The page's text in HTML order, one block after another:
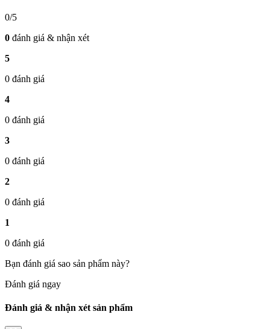
0/5
0 đánh giá & nhận xét
5
0 đánh giá
4
0 đánh giá
3
0 đánh giá
2
0 đánh giá
1
0 đánh giá
Bạn đánh giá sao sản phẩm này?
Đánh giá ngay
Đánh giá & nhận xét sản phẩm